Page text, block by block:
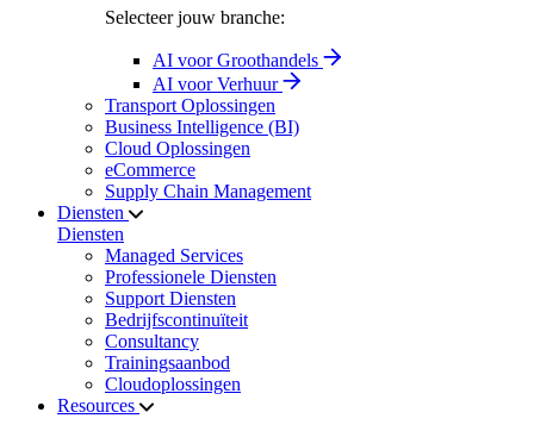
Selecteer jouw branche:
AI voor Groothandels
AI voor Verhuur
Transport Oplossingen
Business Intelligence (BI)
Cloud Oplossingen
eCommerce
Supply Chain Management
Diensten
Diensten
Managed Services
Professionele Diensten
Support Diensten
Bedrijfscontinuïteit
Consultancy
Trainingsaanbod
Cloudoplossingen
Resources